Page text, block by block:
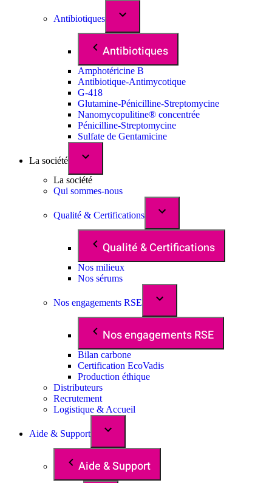
Antibiotiques
Antibiotiques
Amphotéricine B
Antibiotique-Antimycotique
G-418
Glutamine-Pénicilline-Streptomycine
Nanomycopulitine® concentrée
Pénicilline-Streptomycine
Sulfate de Gentamicine
La société
La société
Qui sommes-nous
Qualité & Certifications
Qualité & Certifications
Nos milieux
Nos sérums
Nos engagements RSE
Nos engagements RSE
Bilan carbone
Certification EcoVadis
Production éthique
Distributeurs
Recrutement
Logistique & Accueil
Aide & Support
Aide & Support